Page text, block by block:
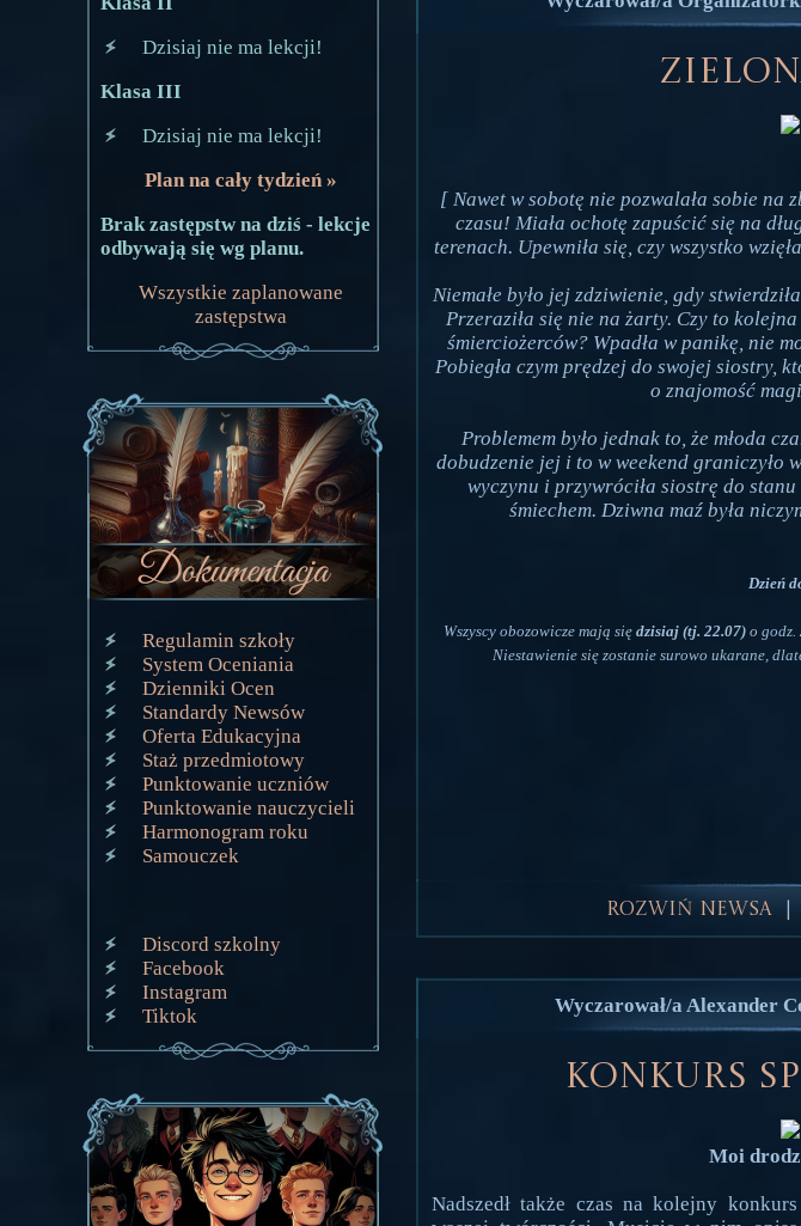
Dzisiaj nie ma lekcji!
Klasa III
Dzisiaj nie ma lekcji!
Plan na cały tydzień »
Brak zastępstw na dziś - lekcje
odbywają się wg planu.
Wszystkie zaplanowane
zastępstwa
Regulamin szkoły
System Oceniania
Dzienniki Ocen
Standardy Newsów
Oferta Edukacyjna
Staż przedmiotowy
Punktowanie uczniów
Punktowanie nauczycieli
Harmonogram roku
Samouczek
Discord szkolny
Facebook
Instagram
Tiktok
[ Nawet w sobotę nie pozwalała sobie na
czasu! Miała ochotę zapuścić się na
terenach. Upewniła się, czy wszystko
Niemałe było jej zdziwienie, gdy
Przeraziła się nie na żarty. Czy to
śmierciożerców? Wpadła w panikę, nie
Pobiegła czym prędzej do swojej siostry,
o znajomość
Problemem było jednak to, że młoda
dobudzenie jej i to w weekend graniczyło
wyczynu i przywróciła siostrę do
śmiechem. Dziwna maź była
Dzień
Wszyscy obozowicze mają się dzisiaj (tj. 22.07)o godz.
Niestawienie się zostanie surowo ukarane,
Rozwiń Newsa
Wyczarował/a Alexander
Konkurs
Moi
Nadszedł także czas na kolejny